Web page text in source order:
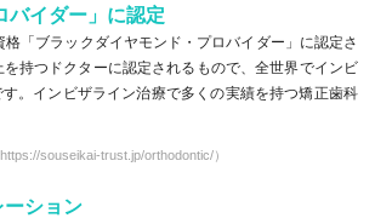
バイダー」に認定
「ブラックダイヤモンド・プロバイダー」に認定さ
持つドクターに認定されるもので、全世界でインビ
。インビザライン治療で多くの実績を持つ矯正歯科
souseikai-trust.jp/orthodontic/）
ション